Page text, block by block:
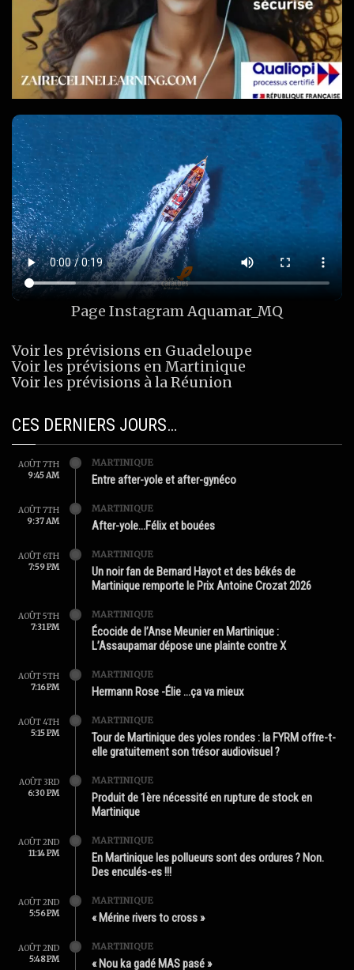
Page InstagramAquamar_MQ
Voir les prévisions en Guadeloupe
Voir les prévisions en Martinique
Voir les prévisions à la Réunion
CES DERNIERS JOURS…
AOÛT 7TH
9:45 AM
MARTINIQUE
Entre after-yole et after-gynéco
AOÛT 7TH
9:37 AM
MARTINIQUE
After-yole…Félix et bouées
AOÛT 6TH
7:59 PM
MARTINIQUE
Un noir fan de Bernard Hayot et des békés de
Martinique remporte le Prix Antoine Crozat 2026
AOÛT 5TH
7:31 PM
MARTINIQUE
Écocide de l’Anse Meunier en Martinique :
L’Assaupamar dépose une plainte contre X
AOÛT 5TH
7:16 PM
MARTINIQUE
Hermann Rose -Élie …ça va mieux
AOÛT 4TH
5:15 PM
MARTINIQUE
Tour de Martinique des yoles rondes : la FYRM offre-t-
elle gratuitement son trésor audiovisuel ?
AOÛT 3RD
6:30 PM
MARTINIQUE
Produit de 1ère nécessité en rupture de stock en
Martinique
AOÛT 2ND
11:14 PM
MARTINIQUE
En Martinique les pollueurs sont des ordures ? Non.
Des enculés-es !!!
AOÛT 2ND
5:56 PM
MARTINIQUE
« Mérine rivers to cross »
AOÛT 2ND
5:48 PM
MARTINIQUE
« Nou ka gadé MAS pasé »